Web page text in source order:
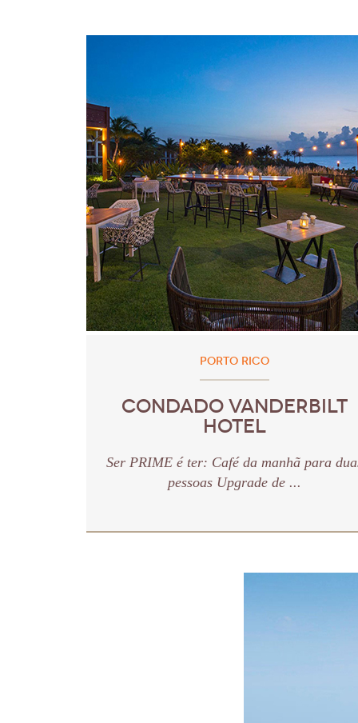
PORTO RICO
CONDADO VANDERBILT
HOTEL
Ser PRIME é ter: Café da manhã para
pessoas Upgrade de ...